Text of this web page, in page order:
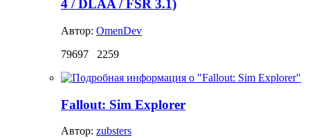
4 / DLAA / FSR 3.1)
Автор: OmenDev
79697
2259
Fallout: Sim Explorer
Автор: zubsters